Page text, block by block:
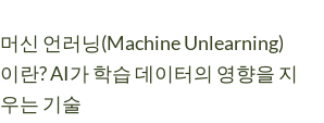
머신 언러닝(Machine Unlearning)
이란? AI가 학습 데이터의 영향을 지
우는 기술